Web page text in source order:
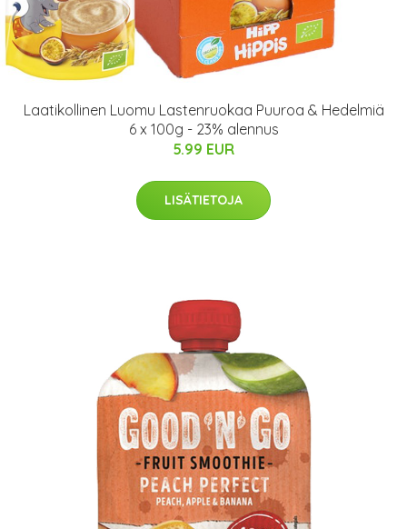
Laatikollinen Luomu Lastenruokaa Puuroa & Hedelmiä
6 x 100g - 23% alennus
5.99 EUR
LISÄTIETOJA